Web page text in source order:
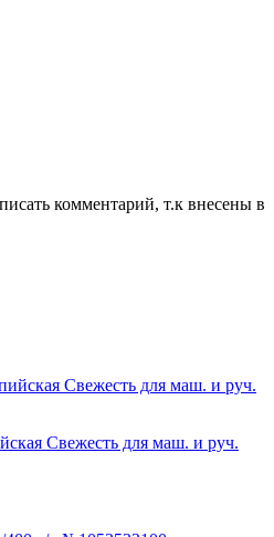
комментарий, т.к внесены в
Свежесть для маш. и руч.